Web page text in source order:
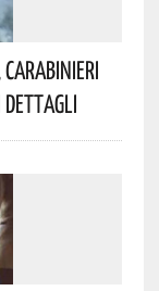
Dettagli